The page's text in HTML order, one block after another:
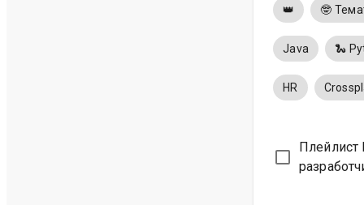
👑 🤓
Java 🐍
HR
Плейлист